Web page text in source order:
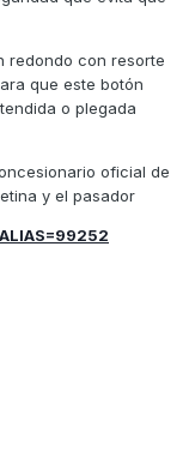
redondo con resorte
que este botón
o plegada
oficial de
y el pasador